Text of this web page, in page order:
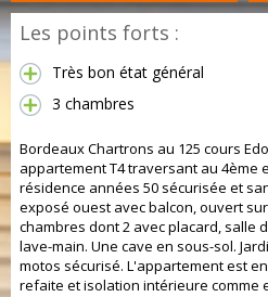
Les points forts :
Très bon état général
3 chambres
Bordeaux Chartrons au 125 cours
appartement T4 traversant au 4ème
résidence années 50 sécurisée et
exposé ouest avec balcon, ouvert
chambres dont 2 avec placard, salle
lave-main. Une cave en sous-sol.
motos sécurisé. L'appartement est
refaite et isolation intérieure comme